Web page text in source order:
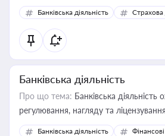
забезпечувати їх належне прийняття
контрагентами
Банківська діяльність Страхова
Банківська діяльність
Про що тема: Банківська діяльність
регулювання, нагляду та
Банківська діяльність